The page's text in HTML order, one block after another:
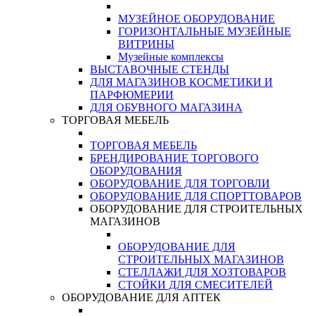
МУЗЕЙНОЕ ОБОРУДОВАНИЕ
ГОРИЗОНТАЛЬНЫЕ МУЗЕЙНЫЕ
ВИТРИНЫ
Музейные комплексы
ВЫСТАВОЧНЫЕ СТЕНДЫ
ДЛЯ МАГАЗИНОВ КОСМЕТИКИ И
ПАРФЮМЕРИИ
ДЛЯ ОБУВНОГО МАГАЗИНА
ТОРГОВАЯ МЕБЕЛЬ
ТОРГОВАЯ МЕБЕЛЬ
БРЕНДИРОВАНИЕ ТОРГОВОГО
ОБОРУДОВАНИЯ
ОБОРУДОВАНИЕ ДЛЯ ТОРГОВЛИ
ОБОРУДОВАНИЕ ДЛЯ СПОРТТОВАРОВ
ОБОРУДОВАНИЕ ДЛЯ СТРОИТЕЛЬНЫХ
МАГАЗИНОВ
ОБОРУДОВАНИЕ ДЛЯ
СТРОИТЕЛЬНЫХ МАГАЗИНОВ
СТЕЛЛАЖИ ДЛЯ ХОЗТОВАРОВ
СТОЙКИ ДЛЯ СМЕСИТЕЛЕЙ
ОБОРУДОВАНИЕ ДЛЯ АПТЕК